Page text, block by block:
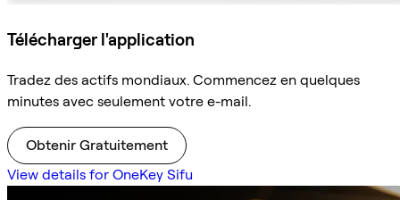
Télécharger l'application
Tradez des actifs mondiaux. Commencez en quelques
minutes avec seulement votre e-mail.
Obtenir Gratuitement
View details for OneKey Sifu